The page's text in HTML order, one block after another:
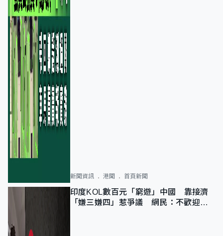
新聞資訊 港聞 首頁新聞
印度KOL數百元「窮遊」中國 靠接濟
「嫌三嫌四」惹爭議 網民：不歡迎劣